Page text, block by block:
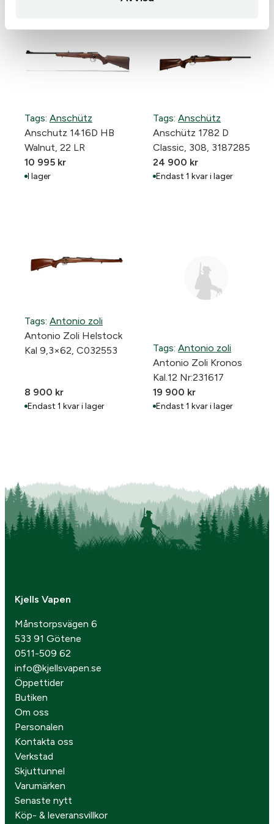
Tags: Anschütz
Anschutz 1416D HB
Walnut, 22 LR
10 995 kr
I lager
Tags: Anschütz
Anschütz 1782 D
Classic, 308, 3187285
24 900 kr
Endast 1 kvar i lager
Tags: Antonio zoli
Antonio Zoli Helstock
Kal 9,3×62, C032553
8 900 kr
Endast 1 kvar i lager
Tags: Antonio zoli
Antonio Zoli Kronos
Kal.12 Nr:231617
19 900 kr
Endast 1 kvar i lager
Kjells Vapen
Månstorpsvägen 6
533 91 Götene
0511-509 62
info@kjellsvapen.se
Öppettider
Butiken
Om oss
Personalen
Kontakta oss
Verkstad
Skjuttunnel
Varumärken
Senaste nytt
Köp- & leveransvillkor